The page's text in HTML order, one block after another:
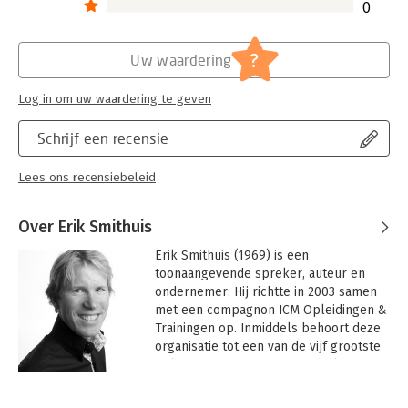
0
Schrijf een recensie
Lees ons recensiebeleid
Uw waardering ?
Log in om uw waardering te geven
Over Erik Smithuis
Erik Smithuis (1969) is een
toonaangevende spreker, auteur en
ondernemer. Hij richtte in 2003 samen
met een compagnon ICM Opleidingen &
Trainingen op. Inmiddels behoort deze
organisatie tot een van de vijf grootste
‘Beste Opleider van Nederland 2013,